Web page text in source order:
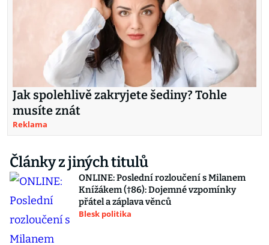
Jak spolehlivě zakryjete šediny? Tohle
musíte znát
Reklama
Články z jiných titulů
ONLINE: Poslední rozloučení s Milanem
Knížákem (†86): Dojemné vzpomínky
přátel a záplava věnců
Blesk politika